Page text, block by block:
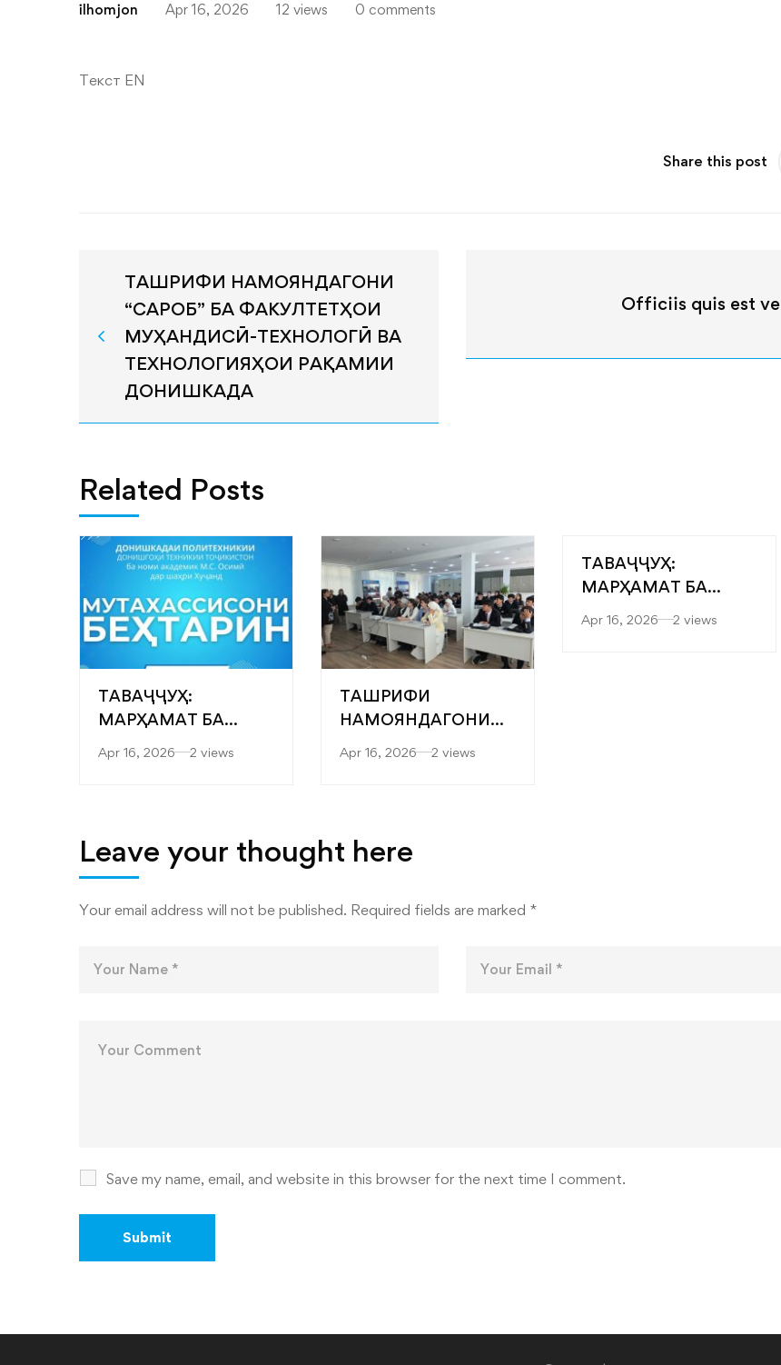
ilhomjon Apr 16, 2026 12 views 0 comments
Текст EN
Share this post
ТАШРИФИ НАМОЯНДАГОНИ
“САРОБ” БА ФАКУЛТЕТҲОИ
МУҲАНДИСӢ-ТЕХНОЛОГӢ ВА
ТЕХНОЛОГИЯҲОИ РАҚАМИИ
ДОНИШКАДА
Officiis quis est ve
Related Posts
ТАВАҶҶУҲ:
МАРҲАМАТ БА
“МУТАХАССИСОНИ
Apr 16, 2026 2 views
ТАШРИФИ
НАМОЯНДАГОНИ
ФАКУЛТЕТҲОИ
ТЕХНОЛОГИЯҲОИ
РАҚАМИИ
Apr 16, 2026 2 views
ТАВАҶҶУҲ:
МАРҲАМАТ БА
“МУТАХАССИСОНИ
Apr 16, 2026 2 views
Leave your thought here
Your email address will not be published. Required fields are marked *
Save my name, email, and website in this browser for the next time I comment.